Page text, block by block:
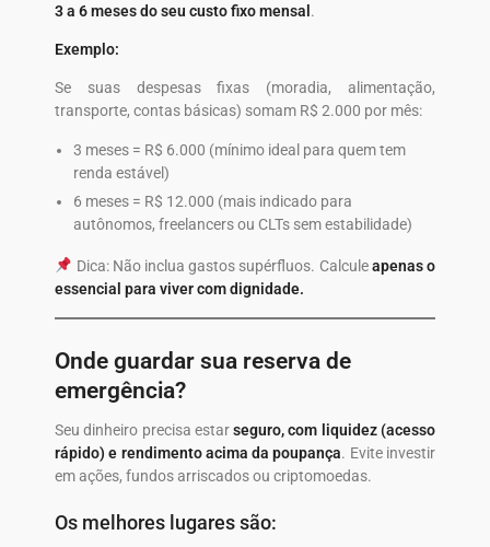
3 a 6 meses do seu custo fixo mensal .
Exemplo:
Se suas despesas fixas (moradia, alimentação,
transporte, contas básicas) somam R$ 2.000 por mês:
3 meses = R$ 6.000 (mínimo ideal para quem tem
renda estável)
6 meses = R$ 12.000 (mais indicado para
autônomos, freelancers ou CLTs sem estabilidade)
Dica: Não inclua gastos supérfluos. Calculeapenas o
essencial para viver com dignidade.
Onde guardar sua reserva de
emergência?
Seu dinheiro precisa estarseguro, com liquidez (acesso
rápido) e rendimento acima da poupança. Evite investir
em ações, fundos arriscados ou criptomoedas.
Os melhores lugares são: